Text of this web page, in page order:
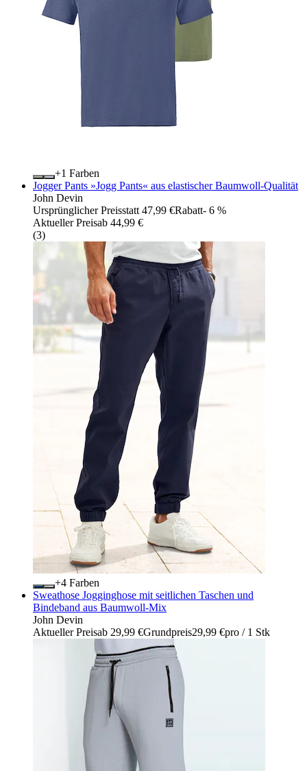
+
Farben
Jogger Pants »Jogg Pants« aus elastischer Baumwoll-Qualität
John Devin
Ursprünglicher Preisstatt 47,99 €Rabatt- 6 %
Aktueller Preisab 44,99 €
(3)
+
Farben
Sweathose Jogginghose mit seitlichen Taschen und
Bindeband aus Baumwoll-Mix
John Devin
Aktueller Preisab 29,99 €Grundpreis29,99 €pro / 1 Stk